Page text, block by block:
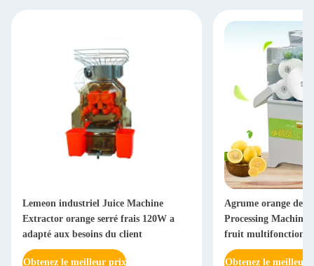
Lemeon industriel Juice Machine
Extractor orange serré frais 120W a
adapté aux besoins du client
Obtenez le meilleur prix
Agrume orange de
Processing Machine
fruit
Obtenez le meilleur